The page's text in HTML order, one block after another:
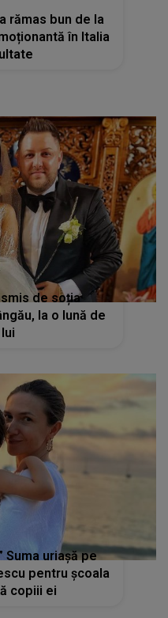
rămas bun de la
în Italia
de soția
la o lună de
Suma uriașă pe
pentru școala
copiii ei